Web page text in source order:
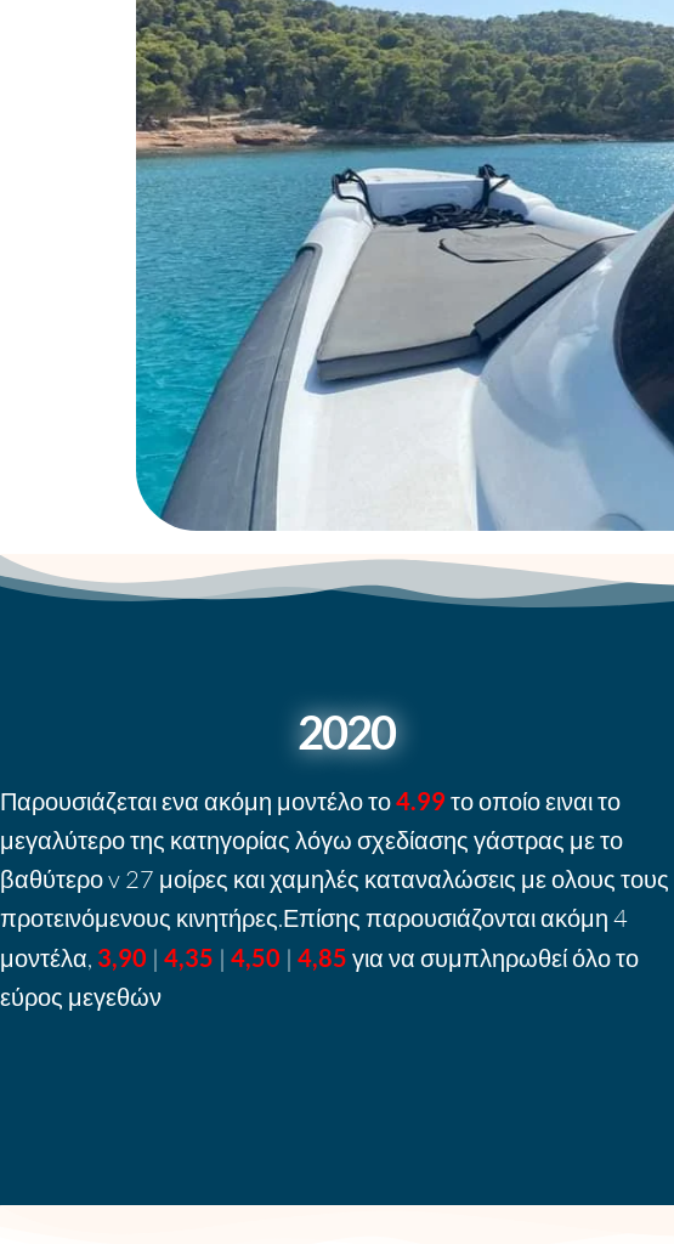
2020
Παρουσιάζεται ενα ακόμη μοντέλο το4.99 το οποίο ειναι το
μεγαλύτερο της κατηγορίας λόγω σχεδίασης γάστρας με το
βαθύτερο v 27 μοίρες και χαμηλές καταναλώσεις με ολους τους
προτεινόμενους κινητήρες.Επίσης παρουσιάζονται ακόμη 4
μοντέλα, 3,90 | 4,35 | 4,50 | 4,85 για να συμπληρωθεί όλο το
εύρος μεγεθών